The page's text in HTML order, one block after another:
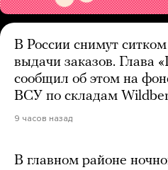
В России снимут
выдачи заказов. Глава
сообщил об этом на
ВСУ по складам
9 часов назад
В главном районе